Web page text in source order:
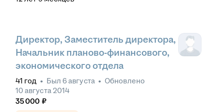
Директор, Заместитель директора,
Начальник планово-финансового,
экономического отдела
41 год • Был 6 августа • Обновлено
10 августа 2014
35 000 ₽